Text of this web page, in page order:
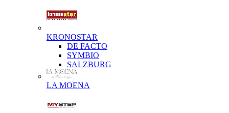
KRONOSTAR
DE FACTO
SYMBIO
SALZBURG
LA MOENA